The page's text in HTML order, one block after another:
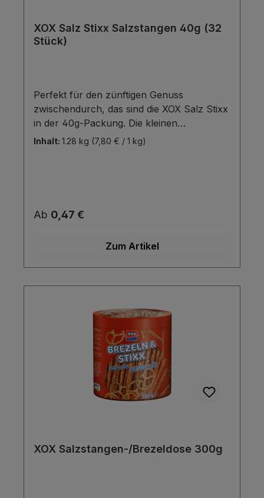
XOX Salz Stixx Salzstangen 40g (32
Stück)
Perfekt für den zünftigen Genuss
zwischendurch, das sind die XOX Salz Stixx
in der 40g-Packung. Die kleinen
Packungen sind passend zum Oktoberfest,
Inhalt: 1.28 kg (7,80 € / 1 kg)
Regulärer Preis:
Ab 0,47 €
Zum Artikel
XOX Salzstangen-/Brezeldose 300g